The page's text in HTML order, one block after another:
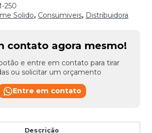
250
Solido, Consumiveis, Distribuidora
contato agora mesmo!
e entre em contato para tirar
ou solicitar um orçamento
Entre em contato
Descrição